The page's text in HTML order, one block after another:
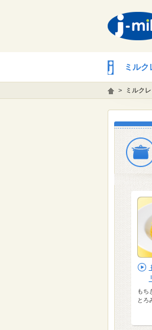
ミルク
> ミルク
もち
とろ